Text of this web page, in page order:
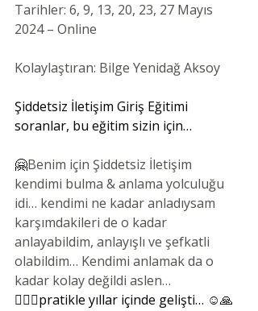
Tarihler: 6, 9, 13, 20, 23, 27 Mayıs
2024 – Online
Kolaylaştıran: Bilge Yenidağ Aksoy
Şiddetsiz İletişim Giriş Eğitimi
soranlar, bu eğitim sizin için…
🤗Benim için Şiddetsiz İletişim
kendimi bulma & anlama yolculuğu
idi… kendimi ne kadar anladıysam
karşımdakileri de o kadar
anlayabildim, anlayışlı ve şefkatli
olabildim… Kendimi anlamak da o
kadar kolay değildi aslen…
🤷🏻‍♀️pratikle yıllar içinde gelişti… ☺️🙏